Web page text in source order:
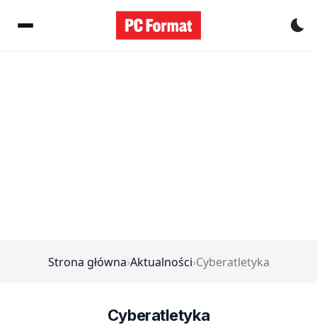
Strona główna›Aktualności›Cyberatletyka
Cyberatletyka